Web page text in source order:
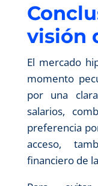
visión
El mercado
momento
por una
salarios,
preferencia
acceso,
financiero de